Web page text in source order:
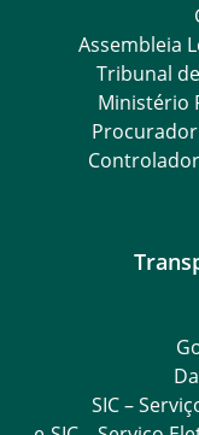
Assembleia
Tribunal
Ministério
SIC –